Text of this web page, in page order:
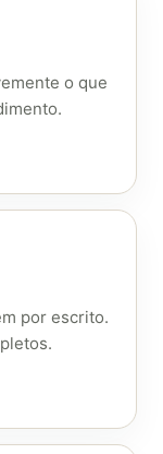
o que
por escrito.